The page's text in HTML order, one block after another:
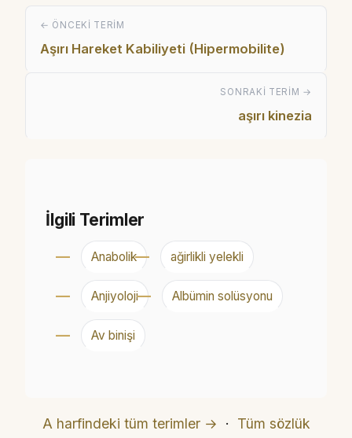
← ÖNCEKI TERIM
Aşırı Hareket Kabiliyeti (Hipermobilite)
SONRAKI TERIM →
aşırı kinezia
İlgili Terimler
Anabolik ağirlikli yelekli
Anjiyoloji Albümin solüsyonu
Av binişi
A harfindeki tüm terimler → · Tüm sözlük